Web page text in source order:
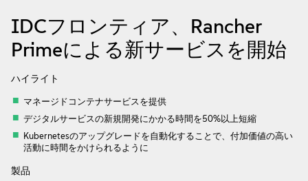
会社情報
お問い合わせ
無料ダウンロード
IDCフロンティア、Rancher
Primeによる新サービスを開始
ハイライト
マネージドコンテナサービスを提供
デジタルサービスの新規開発にかかる時間を50%以上短縮
Kubernetesのアップグレードを自動化することで、付加価値の高い
活動に時間をかけられるように
製品